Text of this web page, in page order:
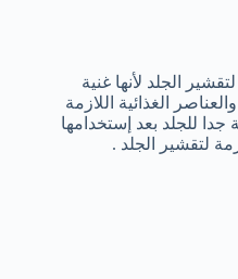
الجلد لأنها غنية
الغذائية اللازمة
للجلد بعد إستخدامها
لتقشير الجلد .